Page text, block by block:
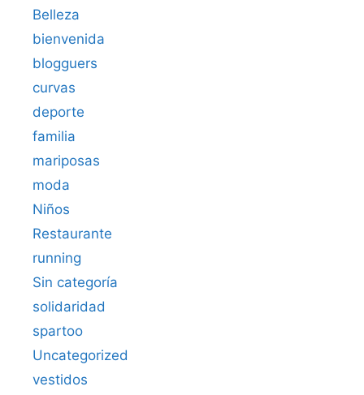
Belleza
bienvenida
blogguers
curvas
deporte
familia
mariposas
moda
Niños
Restaurante
running
Sin categoría
solidaridad
spartoo
Uncategorized
vestidos